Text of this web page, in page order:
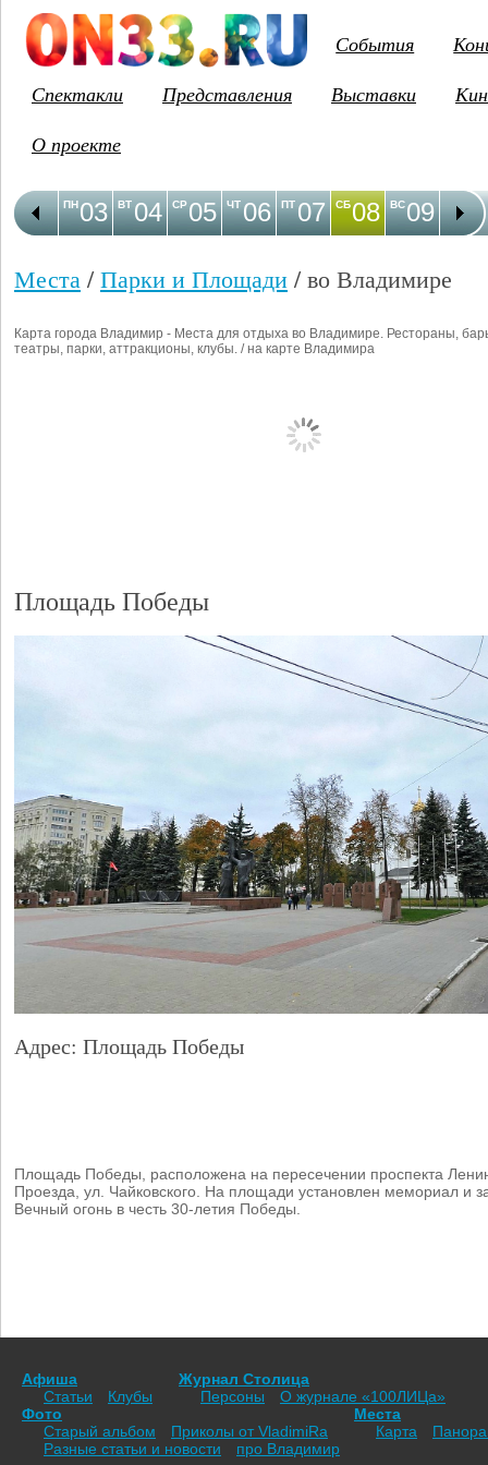
События
Спектакли
Представления Выставки
О проекте
03
ПН 04
ВТ 05
СР 06
ЧТ 07
ПТ 08
СБ 09
ВС 10
ПН
Места /Парки и Площади / во Владимире
Карта города Владимир - Места для отдыха во Владимире. Рестораны,
театры, парки, аттракционы, клубы. / на карте Владимира
Площадь Победы
Адрес: Площадь Победы
Площадь Победы, расположена на пересечении проспекта
Проезда, ул. Чайковского. На площади установлен мемориал и
Вечный огонь в честь 30-летия Победы.
Афиша
Статьи
Клубы
Журнал Столица
Персоны
О журнале «100ЛИЦа»
Фото
Старый альбом
Приколы от VladimiRа
Места
Карта
Разные статьи и новости
про Владимир